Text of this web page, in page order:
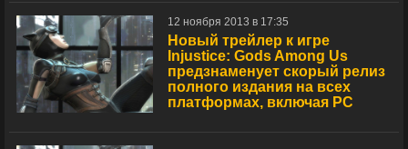
12 ноября 2013 в 17:35
Новый трейлер к игре
Injustice: Gods Among Us
предзнаменует скорый релиз
полного издания на всех
платформах, включая РС